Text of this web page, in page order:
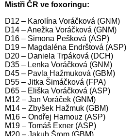
Mistři ČR ve foxoringu:
D12 – Karolína Voráčková (GNM)
D14 – Anežka Voráčková (GNM)
D16 – Simona Pešková (ASP)
D19 – Magdaléna Endrštová (ASP)
D20 – Daniela Trpáková (DCH)
D35 – Lenka Voráčková (GNM)
D45 – Pavla Hažmuková (GBM)
D55 – Jitka Šimáčková (FPA)
D65 – Eliška Voráčková (ASP)
M12 – Jan Voráček (GNM)
M14 – Zbyšek Hažmuk (GBM)
M16 – Ondřej Hamouz (ASP)
M19 – Tomáš Exner (ASP)